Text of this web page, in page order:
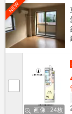
NEW
画像 : 24枚